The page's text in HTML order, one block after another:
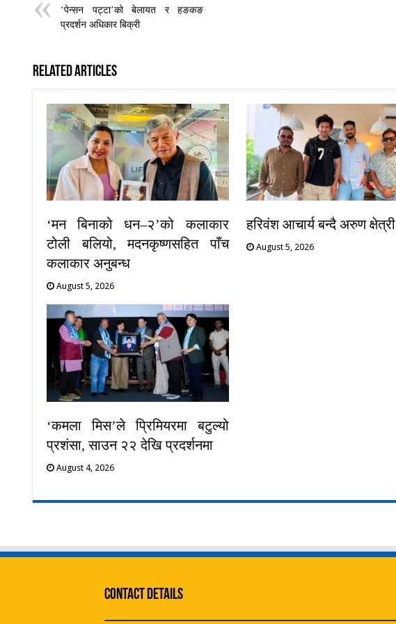
‘पेन्सन पट्टा’को बेलायत र हङकङ
प्रदर्शन अधिकार बिक्री
Related Articles
‘मन बिनाको धन–२’को कलाकार
टोली बलियो, मदनकृष्णसहित पाँच
कलाकार अनुबन्ध
August 5, 2026
हरिवंश आचार्य बन्दै अरुण क्षेत्री
August 5, 2026
‘कमला मिस’ले प्रिमियरमा बटुल्यो
प्रशंसा, साउन २२ देखि प्रदर्शनमा
August 4, 2026
Contact Details